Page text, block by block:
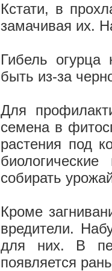
Кстати, в
замачивая их.
Гибель
быть из-за
Для
семена в
растения под
собирать
Кроме
вредители.
для них. В
появляется